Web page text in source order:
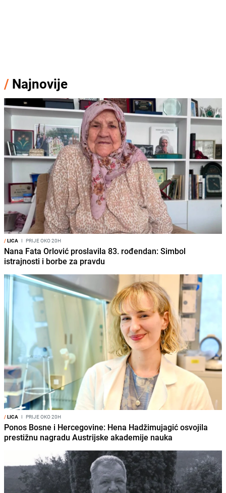
/ Najnovije
/LICA I PRIJE OKO 20H
Nana Fata Orlović proslavila 83. rođendan: Simbol
istrajnosti i borbe za pravdu
/LICA I PRIJE OKO 20H
Ponos Bosne i Hercegovine: Hena Hadžimujagić osvojila
prestižnu nagradu Austrijske akademije nauka